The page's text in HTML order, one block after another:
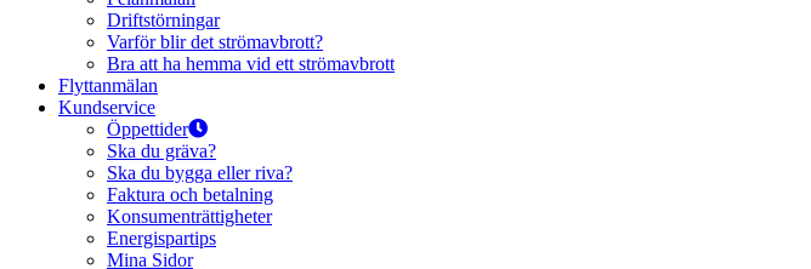
Driftstörningar
Varför blir det strömavbrott?
Bra att ha hemma vid ett strömavbrott
Flyttanmälan
Kundservice
Öppettider
Ska du gräva?
Ska du bygga eller riva?
Faktura och betalning
Konsumenträttigheter
Energispartips
Mina Sidor